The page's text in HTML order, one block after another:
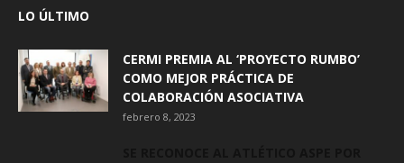
LO ÚLTIMO
CERMI PREMIA AL ‘PROYECTO RUMBO’
COMO MEJOR PRÁCTICA DE
COLABORACIÓN ASOCIATIVA
febrero 8, 2023